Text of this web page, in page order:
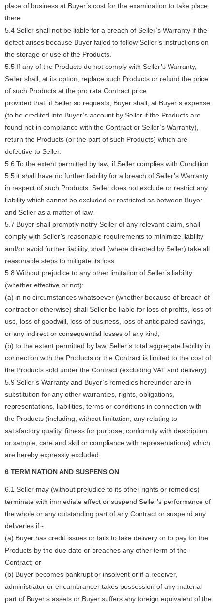
place of business at Buyer’s cost for the examination to take place
there.
5.4 Seller shall not be liable for a breach of Seller’s Warranty if the
defect arises because Buyer failed to follow Seller’s instructions on
the storage or use of the Products.
5.5 If any of the Products do not comply with Seller’s Warranty,
Seller shall, at its option, replace such Products or refund the price
of such Products at the pro rata Contract price
provided that, if Seller so requests, Buyer shall, at Buyer’s expense
(to be credited into Buyer’s account by Seller if the Products are
found not in compliance with the Contract or Seller’s Warranty),
return the Products (or the part of such Products) which are
defective to Seller.
5.6 To the extent permitted by law, if Seller complies with Condition
5.5 it shall have no further liability for a breach of Seller’s Warranty
in respect of such Products. Seller does not exclude or restrict any
liability which cannot be excluded or restricted as between Buyer
and Seller as a matter of law.
5.7 Buyer shall promptly notify Seller of any relevant claim, shall
comply with Seller’s reasonable requirements to minimize liability
and/or avoid further liability, shall (where directed by Seller) take all
reasonable steps to mitigate its loss.
5.8 Without prejudice to any other limitation of Seller’s liability
(whether effective or not):
(a) in no circumstances whatsoever (whether because of breach of
contract or otherwise) shall Seller be liable for loss of profits, loss of
use, loss of goodwill, loss of business, loss of anticipated savings,
or any indirect or consequential losses of any kind;
(b) to the extent permitted by law, Seller’s total aggregate liability in
connection with the Products or the Contract is limited to the cost of
the Products sold under the Contract (excluding VAT and delivery).
5.9 Seller’s Warranty and Buyer’s remedies hereunder are in
substitution for any other warranties, rights, obligations,
representations, liabilities, terms or conditions in connection with
the Products (including, without limitation, any relating to
satisfactory quality, fitness for purpose, conformity with description
or sample, care and skill or compliance with representations) which
are hereby expressly excluded.
6 TERMINATION AND SUSPENSION
6.1 Seller may (without prejudice to its other rights or remedies)
terminate with immediate effect or suspend Seller’s performance of
the whole or any outstanding part of any Contract or suspend any
deliveries if:-
(a) Buyer has credit issues or fails to take delivery or to pay for the
Products by the due date or breaches any other term of the
Contract; or
(b) Buyer becomes bankrupt or insolvent or if a receiver,
administrator or encumbrancer takes possession of any material
part of Buyer’s assets or Buyer suffers any foreign equivalent of the